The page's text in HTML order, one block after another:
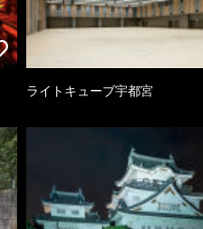
ライトキューブ宇都宮